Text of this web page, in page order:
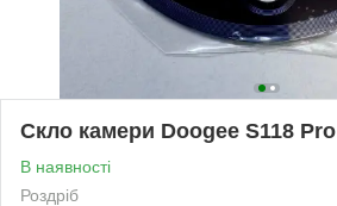
Скло камери Doogee S118 Pro
В наявності
Роздріб